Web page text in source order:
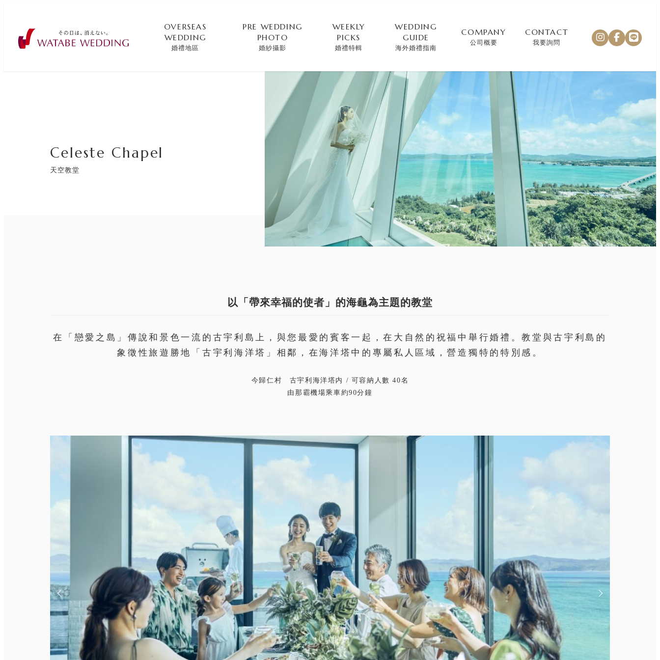
OVERSEAS
WEDDING
婚禮地區
PRE WEDDING
PHOTO
婚紗攝影
WEEKLY
PICKS
婚禮特輯
WEDDING
GUIDE
海外婚禮指南
COMPANY
公司概要
CONTACT
我要詢問
Celeste Chapel
天空教堂
以「帶來幸福的使者」的海龜為主題的教堂
在「戀愛之島」傳說和景色一流的古宇利島上，與您最愛的賓客一起，在大自然的祝福中舉行婚禮。教堂與古宇利島的
象徵性旅遊勝地「古宇利海洋塔」相鄰，在海洋塔中的專屬私人區域，營造獨特的特別感。
今歸仁村 古宇利海洋塔内 / 可容納人數 40名
由那霸機場乘車約90分鐘